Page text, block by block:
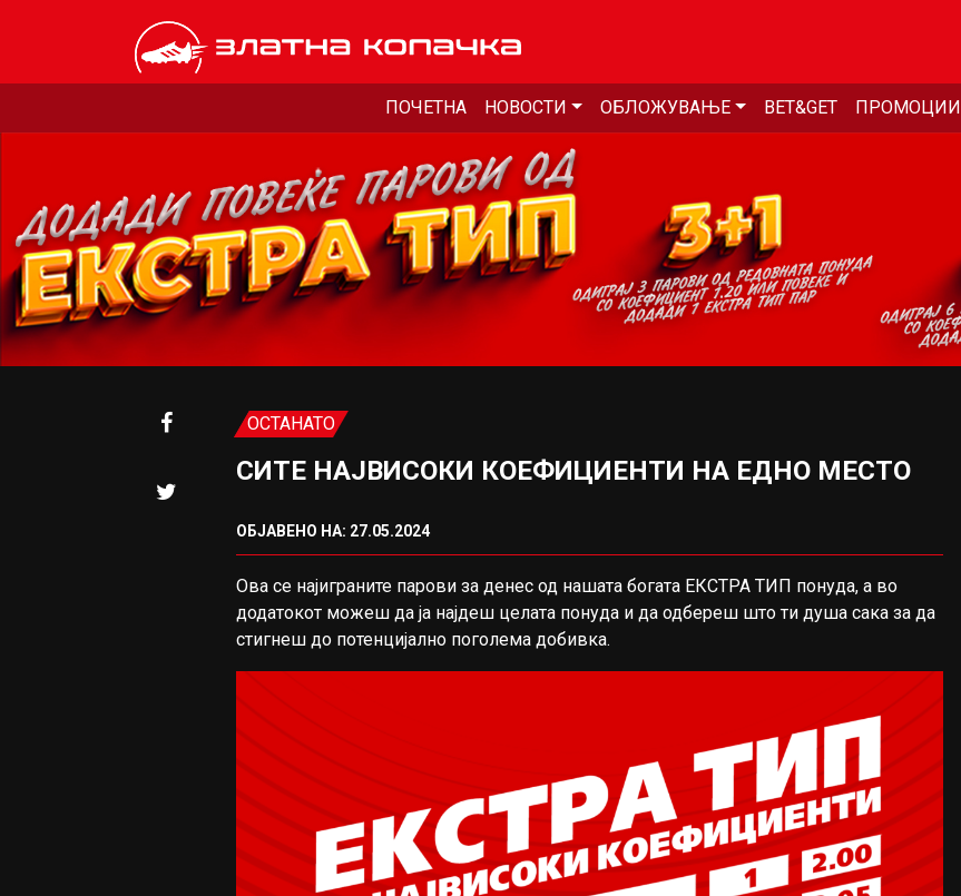
ПОЧЕТНА НОВОСТИ ОБЛОЖУВАЊЕ BET&GET ПРОМОЦИИ
ОСТАНАТО
СИТЕ НАЈВИСОКИ КОЕФИЦИЕНТИ НА ЕДНО МЕСТО
ОБЈАВЕНО НА: 27.05.2024
Ова се најиграните парови за денес од нашата богата ЕКСТРА ТИП понуда, а во
додатокот можеш да ја најдеш целата понуда и да одбереш што ти душа сака за да
стигнеш до потенцијално поголема добивка.
ФУДБАЛ
ВО ИГРА